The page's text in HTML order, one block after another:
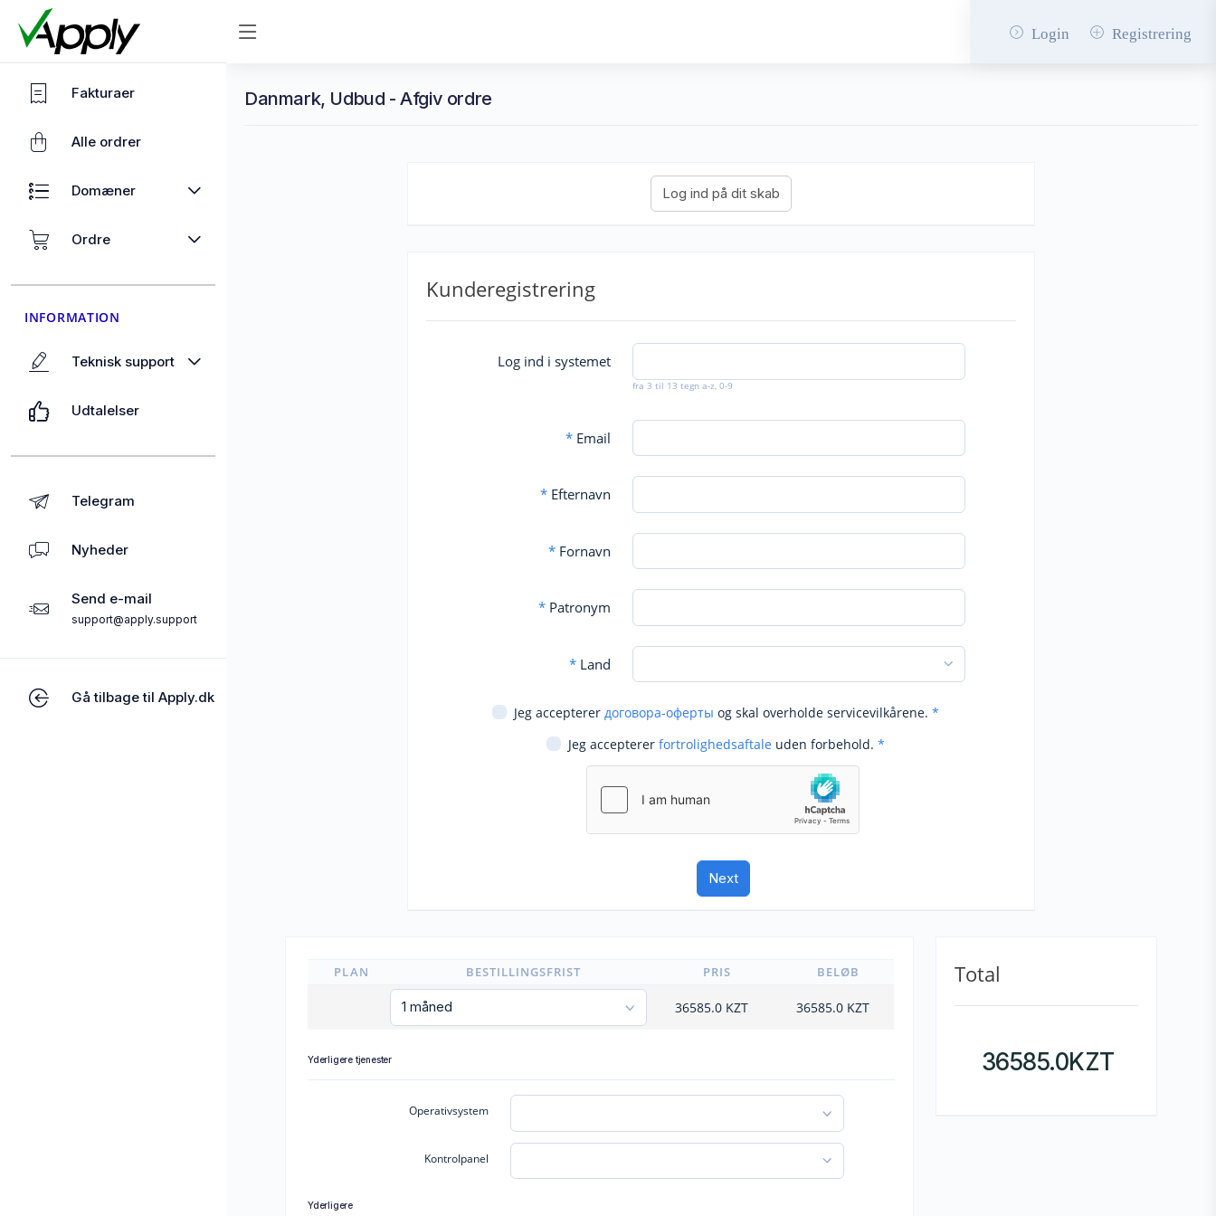
Login Registrering
Fakturaer
Alle ordrer
Domæner
Ordre
INFORMATION
Teknisk support
Udtalelser
Telegram
Nyheder
Send e-mail
support@apply.support
Gå tilbage til Apply.dk
Danmark, Udbud - Afgiv ordre
Kunderegistrering
Log ind i systemet
fra 3 til 13 tegn a-z, 0-9
*Email
*Efternavn
*Fornavn
*Patronym
*Land
Jeg accepterer договора-оферты og skal overholde servicevilkårene. *
Jeg accepterer fortrolighedsaftale uden forbehold. *
PLAN BESTILLINGSFRIST PRIS BELØB
36585.0 KZT 36585.0 KZT
Yderligere tjenester
Operativsystem
Kontrolpanel
Yderligere
Total
36585.0KZT